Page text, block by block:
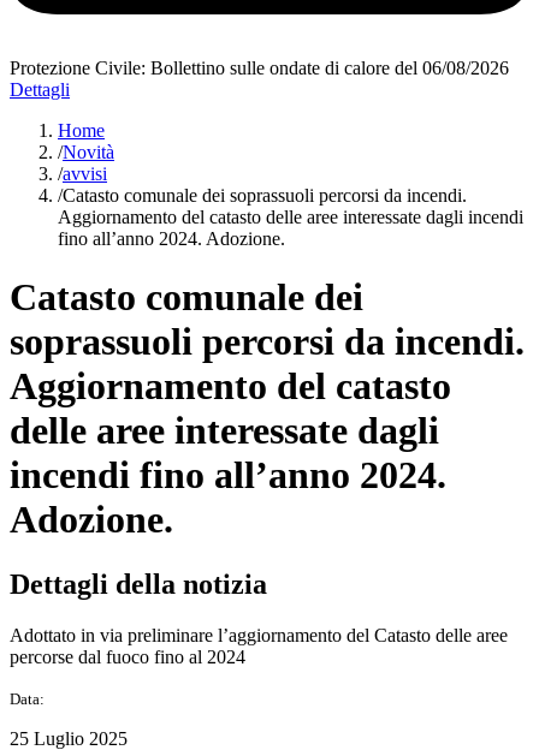
Protezione Civile: Bollettino sulle ondate di calore del 06/08/2026
Dettagli
Home
/Novità
/avvisi
/Catasto comunale dei soprassuoli percorsi da incendi.
Aggiornamento del catasto delle aree interessate dagli incendi
fino all’anno 2024. Adozione.
Catasto comunale dei
soprassuoli percorsi da incendi.
Aggiornamento del catasto
delle aree interessate dagli
incendi fino all’anno 2024.
Adozione.
Dettagli della notizia
Adottato in via preliminare l’aggiornamento del Catasto delle aree
percorse dal fuoco fino al 2024
Data:
25 Luglio 2025